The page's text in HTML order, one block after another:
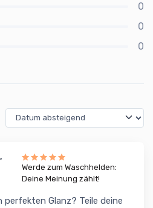
0
0
0
Werde zum Waschhelden:
Deine Meinung zählt!
Glanz? Teile deine